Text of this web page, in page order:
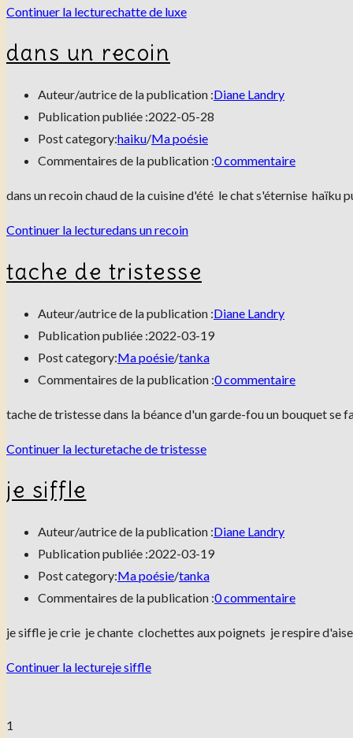
Continuer la lecturechatte de luxe
dans un recoin
Auteur/autrice de la publication :Diane Landry
Publication publiée :2022-05-28
Post category:haiku/Ma poésie
Commentaires de la publication :0 commentaire
dans un recoin chaud de la cuisine d'été le chat s'éternise
Continuer la lecturedans un recoin
tache de tristesse
Auteur/autrice de la publication :Diane Landry
Publication publiée :2022-03-19
Post category:Ma poésie/tanka
Commentaires de la publication :0 commentaire
tache de tristesse dans la béance d'un garde-fou un bouquet
Continuer la lecturetache de tristesse
je siffle
Auteur/autrice de la publication :Diane Landry
Publication publiée :2022-03-19
Post category:Ma poésie/tanka
Commentaires de la publication :0 commentaire
je siffle je crie je chante clochettes aux poignets je respire
Continuer la lectureje siffle
1